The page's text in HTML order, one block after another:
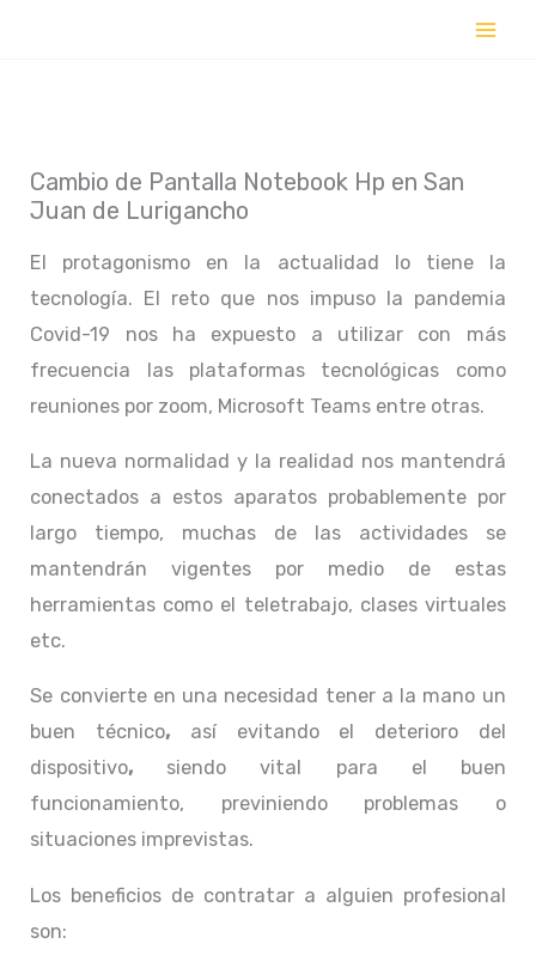
Cambio de Pantalla Notebook Hp en San
Juan de Lurigancho
El protagonismo en la actualidad lo tiene la
tecnología. El reto que nos impuso la pandemia
Covid-19 nos ha expuesto a utilizar con más
frecuencia las plataformas tecnológicas como
reuniones por zoom, Microsoft Teams entre otras.
La nueva normalidad y la realidad nos mantendrá
conectados a estos aparatos probablemente por
largo tiempo, muchas de las actividades se
mantendrán vigentes por medio de estas
herramientas como el teletrabajo, clases virtuales
etc.
Se convierte en una necesidad tener a la mano un
buen técnico, así evitando el deterioro del
dispositivo, siendo vital para el buen
funcionamiento, previniendo problemas o
situaciones imprevistas.
Los beneficios de contratar a alguien profesional
son: